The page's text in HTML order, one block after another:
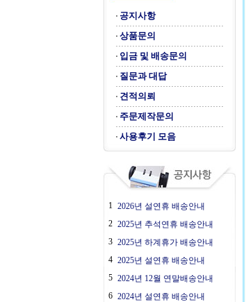
공지사항
상품문의
입금 및 배송문의
질문과 대답
견적의뢰
주문제작문의
사용후기 모음
1 2026년 설연휴 배송안내
2 2025년 추석연휴 배송안내
3 2025년 하계휴가 배송안내
4 2025년 설연휴 배송안내
5 2024년 12월 연말배송안내
6 2024년 설연휴 배송안내